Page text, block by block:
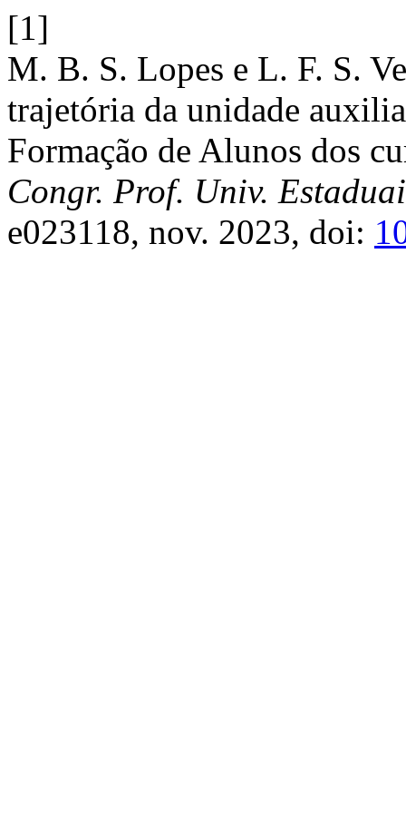
[1]
M. B. S. Lopes e L. F. S.
trajetória da unidade
Formação de Alunos dos
Congr. Prof. Univ.
e023118, nov. 2023, doi: